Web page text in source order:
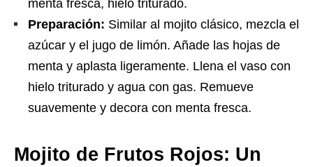
menta fresca, hielo triturado.
Preparación: Similar al mojito clásico, mezcla el
azúcar y el jugo de limón. Añade las hojas de
menta y aplasta ligeramente. Llena el vaso con
hielo triturado y agua con gas. Remueve
suavemente y decora con menta fresca.
Mojito de Frutos Rojos: Un